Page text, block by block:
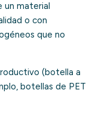
un material
o con
que no
(botella a
botellas de PET